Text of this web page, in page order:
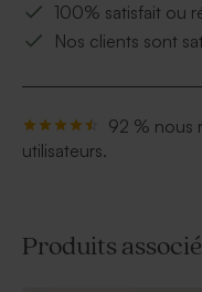
100% satisfait ou
Nos clients sont
92 % nous
utilisateurs.
Produits